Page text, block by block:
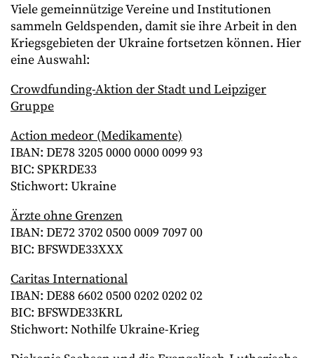
Viele gemeinnützige Vereine und Institutionen
sammeln Geldspenden, damit sie ihre Arbeit in den
Kriegsgebieten der Ukraine fortsetzen können. Hier
eine Auswahl:
Crowdfunding-Aktion der Stadt und Leipziger
Gruppe
Action medeor (Medikamente)
IBAN: DE78 3205 0000 0000 0099 93
BIC: SPKRDE33
Stichwort: Ukraine
Ärzte ohne Grenzen
IBAN: DE72 3702 0500 0009 7097 00
BIC: BFSWDE33XXX
Caritas International
IBAN: DE88 6602 0500 0202 0202 02
BIC: BFSWDE33KRL
Stichwort: Nothilfe Ukraine-Krieg